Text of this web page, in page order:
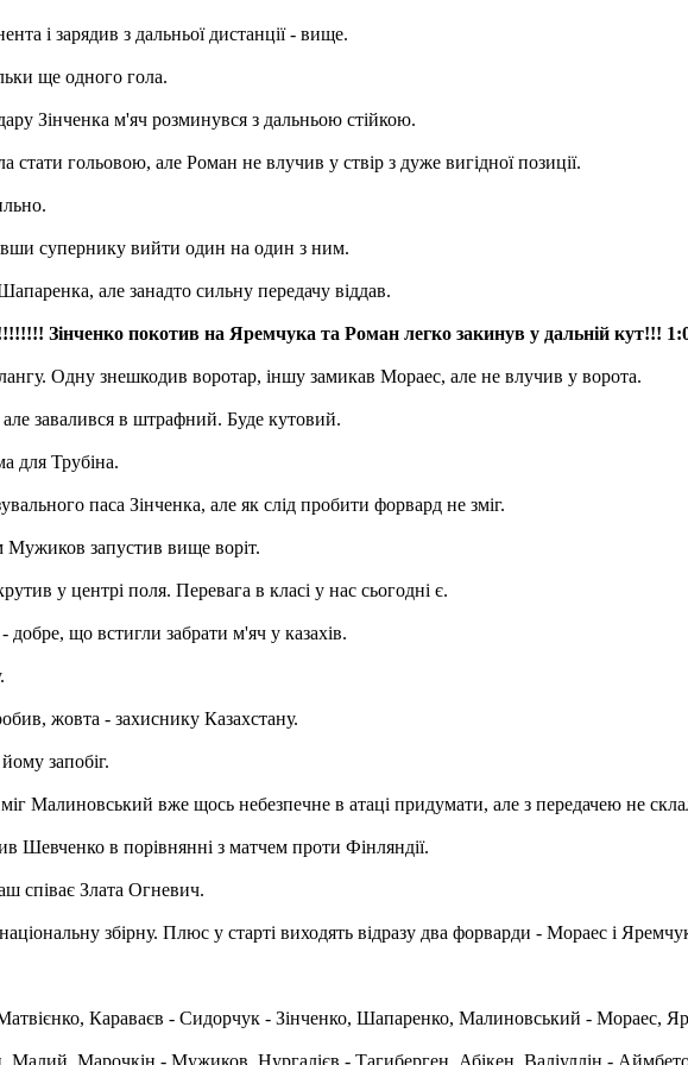
і зарядив з дальньої дистанції - вище.
ще одного гола.
Зінченка м'яч розминувся з дальньою стійкою.
стати гольовою, але Роман не влучив у ствір з дуже вигідної позиції.
супернику вийти один на один з ним.
але занадто сильну передачу віддав.
покотив на Яремчука та Роман легко закинув у дальній кут!!!
Одну знешкодив воротар, іншу замикав Мораес, але не влучив у ворота.
завалився в штрафний. Буде кутовий.
для Трубіна.
паса Зінченка, але як слід пробити форвард не зміг.
Мужиков запустив вище воріт.
у центрі поля. Перевага в класі у нас сьогодні є.
добре, що встигли забрати м'яч у казахів.
жовта - захиснику Казахстану.
запобіг.
Малиновський вже щось небезпечне в атаці придумати, але з передачею не
Шевченко в порівнянні з матчем проти Фінляндії.
співає Злата Огневич.
збірну. Плюс у старті виходять відразу два форварди - Мораес і
Караваєв - Сидорчук - Зінченко, Шапаренко, Малиновський - Мораес,
Малий, Марочкін - Мужиков, Нургалієв - Тагиберген, Абікен, Валіуллін -